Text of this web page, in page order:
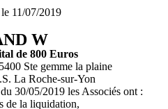
11/07/2019
W
de 800 Euros
Ste gemme la plaine
La Roche-sur-Yon
30/05/2019 les Associés ont :
de la liquidation,